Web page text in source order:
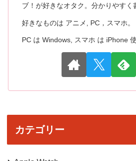
ブ！が好きなオタク。分かりやすく
好きなものは アニメ, PC，スマホ。
PC は Windows, スマホ は iPhone
カテゴリー